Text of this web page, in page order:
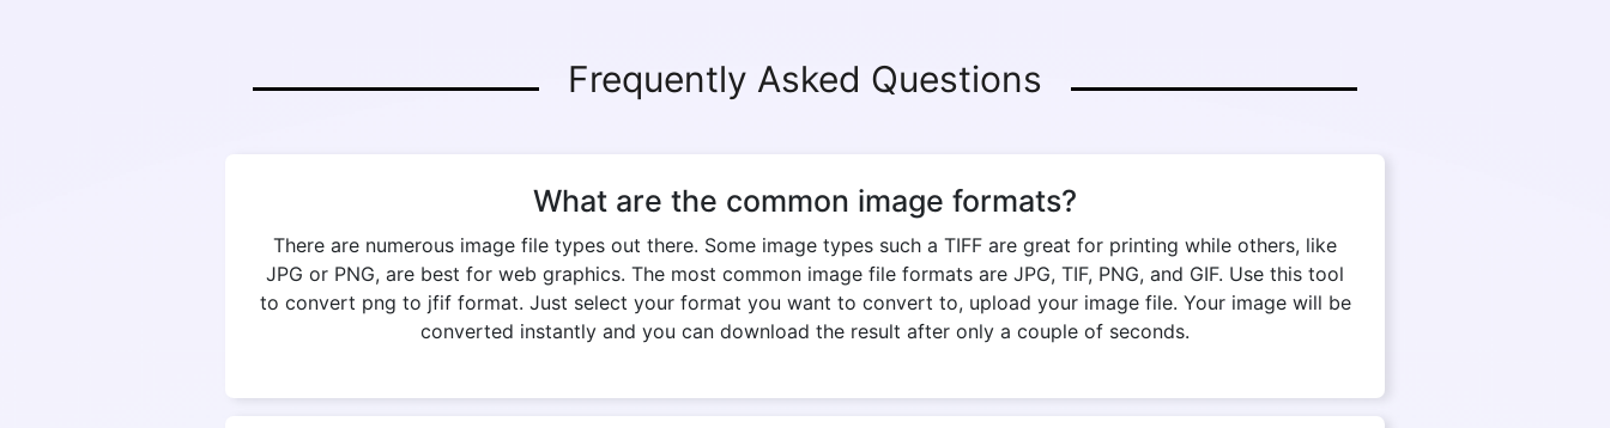
Frequently Asked Questions
What are the common image formats?
There are numerous image file types out there. Some image types such a TIFF are great for printing while others, like
JPG or PNG, are best for web graphics. The most common image file formats are JPG, TIF, PNG, and GIF. Use this tool
to convert png to jfif format. Just select your format you want to convert to, upload your image file. Your image will be
converted instantly and you can download the result after only a couple of seconds.